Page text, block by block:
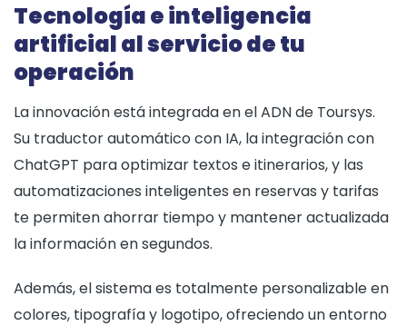
Tecnología e inteligencia
artificial al servicio de tu
operación
La innovación está integrada en el ADN de Toursys.
Su traductor automático con IA, la integración con
ChatGPT para optimizar textos e itinerarios, y las
automatizaciones inteligentes en reservas y tarifas
te permiten ahorrar tiempo y mantener actualizada
la información en segundos.
Además, el sistema es totalmente personalizable en
colores, tipografía y logotipo, ofreciendo un entorno